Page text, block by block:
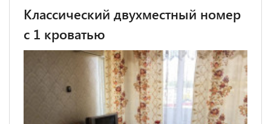
Классический двухместный номер
с 1 кроватью